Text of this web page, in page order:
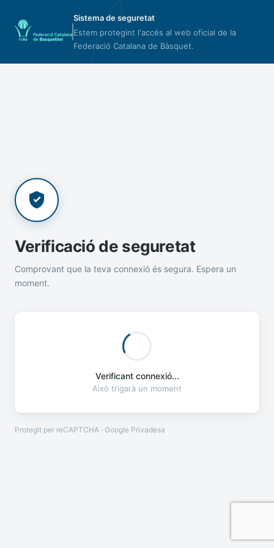
Sistema de seguretat
Estem protegint l'accés al web oficial de la
Federació Catalana de Bàsquet.
Verificació de seguretat
Comprovant que la teva connexió és segura. Espera un
moment.
Verificant connexió...
Això trigarà un moment
Protegit per reCAPTCHA · Google Privadesa